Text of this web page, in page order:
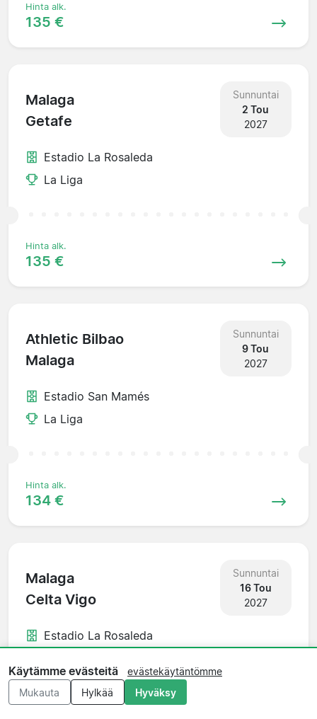
Hinta alk.
135 €
Malaga
Getafe
Sunnuntai
2 Tou
2027
Estadio La Rosaleda
La Liga
Hinta alk.
135 €
Athletic Bilbao
Malaga
Sunnuntai
9 Tou
2027
Estadio San Mamés
La Liga
Hinta alk.
134 €
Malaga
Celta Vigo
Sunnuntai
16 Tou
2027
Estadio La Rosaleda
Käytämme evästeitä
evästekäytäntömme
Mukauta
Hylkää Hyväksy